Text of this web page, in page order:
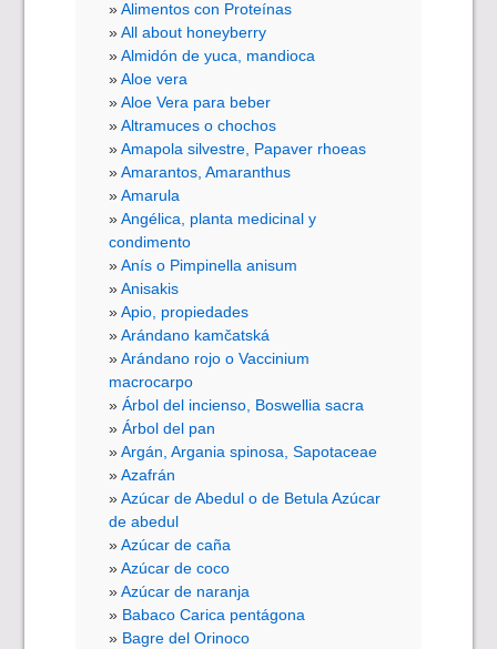
Alimentos con Proteínas
All about honeyberry
Almidón de yuca, mandioca
Aloe vera
Aloe Vera para beber
Altramuces o chochos
Amapola silvestre, Papaver rhoeas
Amarantos, Amaranthus
Amarula
Angélica, planta medicinal y
condimento
Anís o Pimpinella anisum
Anisakis
Apio, propiedades
Arándano kamčatská
Arándano rojo o Vaccinium
macrocarpo
Árbol del incienso, Boswellia sacra
Árbol del pan
Argán, Argania spinosa, Sapotaceae
Azafrán
Azúcar de Abedul o de Betula Azúcar
de abedul
Azúcar de caña
Azúcar de coco
Azúcar de naranja
Babaco Carica pentágona
Bagre del Orinoco